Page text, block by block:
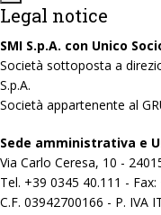
Legal notice
SMI S.p.A. con Unico
Società sottoposta a
S.p.A.
Società appartenente al
Sede amministrativa e
Via Carlo Ceresa, 10 -
Tel. +39 0345 40.111 -
C.F. 03942700166 - P. IVA